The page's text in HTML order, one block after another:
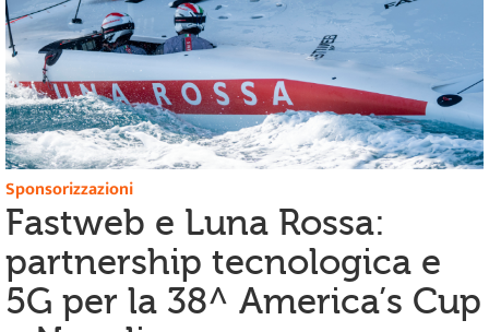
Sponsorizzazioni
Fastweb e Luna Rossa:
partnership tecnologica e
5G per la 38^ America’s Cup